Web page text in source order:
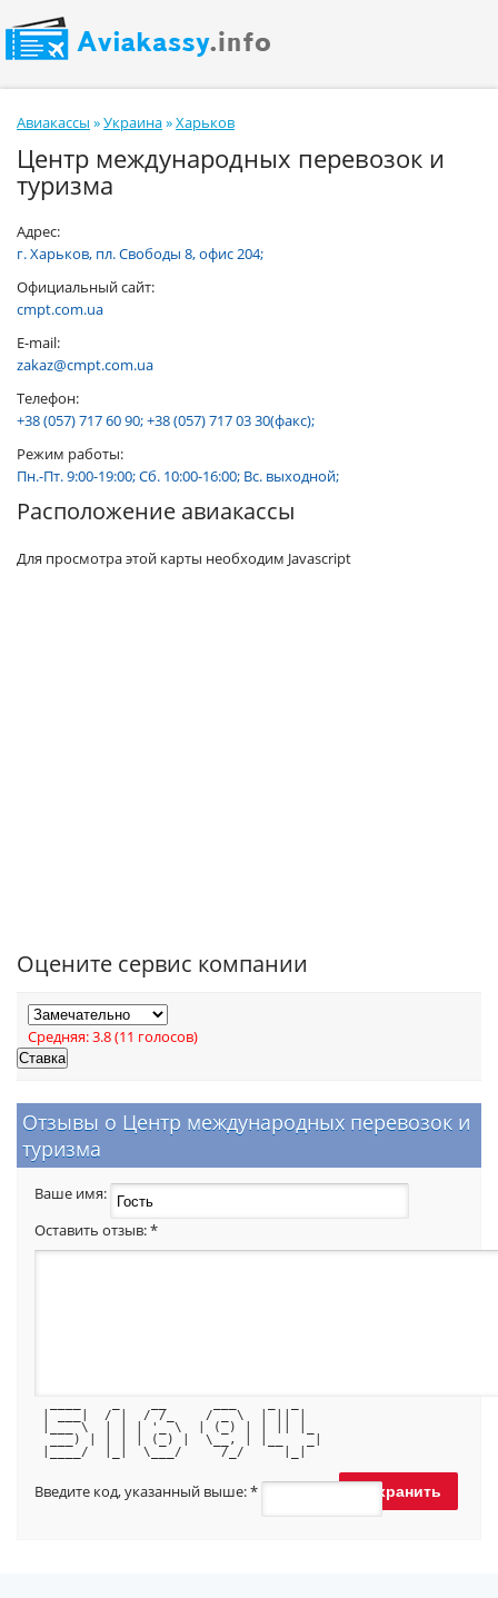
Авиакассы »Украина»Харьков
Центр международных перевозок и
туризма
Адрес:
г. Харьков, пл. Свободы 8, офис 204;
Официальный сайт:
cmpt.com.ua
E-mail:
zakaz@cmpt.com.ua
Телефон:
+38 (057) 717 60 90; +38 (057) 717 03 30(факс);
Режим работы:
Пн.-Пт. 9:00-19:00; Сб. 10:00-16:00; Вс. выходной;
Расположение авиакассы
Для просмотра этой карты необходим Javascript
Оцените сервис компании
Средняя:3.8(11 голосов)
Отзывы о Центр международных перевозок и
туризма
Ваше имя:
Оставить отзыв:*
| ___|  / |  / /_    / _ \  | || |
|___ \  | | | '_ \  | (_) | | || |_
  ___) | | | | (_) |  \__, | |__   _|
|____/  |_|  \___/     /_/     |_|
Введите код, указанный выше:*